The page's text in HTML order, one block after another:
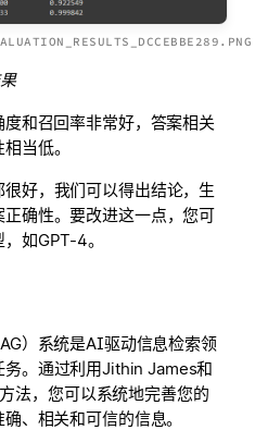
和召回率非常好，答案相关
当低。
好，我们可以得出结论，生
确性。要改进这一点，您可
如GPT-4。
）系统是AI驱动信息检索领
。通过利用Jithin James和
法，您可以系统地完善您的
、相关和可信的信息。